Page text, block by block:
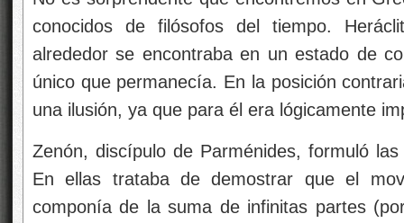
conocidos de filósofos del tiempo.
alrededor se encontraba en un estado de
único que permanecía. En la posición
una ilusión, ya que para él era lógicamente
Zenón, discípulo de Parménides, formuló
En ellas trataba de demostrar que el
componía de la suma de infinitas partes